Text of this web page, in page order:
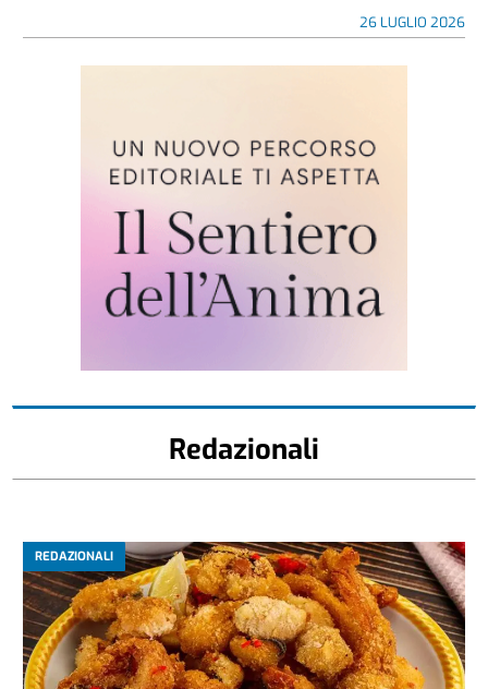
26 LUGLIO 2026
Redazionali
REDAZIONALI